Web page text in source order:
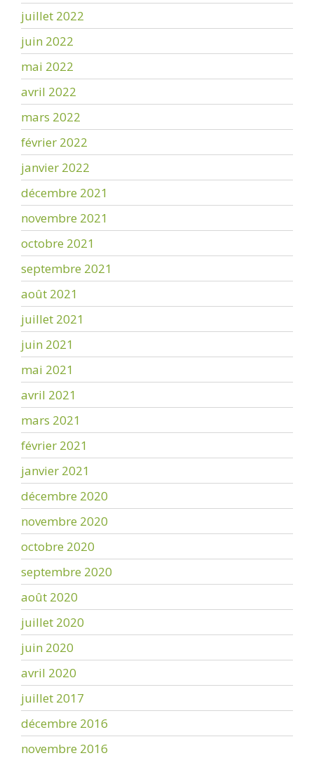
juillet 2022
juin 2022
mai 2022
avril 2022
mars 2022
février 2022
janvier 2022
décembre 2021
novembre 2021
octobre 2021
septembre 2021
août 2021
juillet 2021
juin 2021
mai 2021
avril 2021
mars 2021
février 2021
janvier 2021
décembre 2020
novembre 2020
octobre 2020
septembre 2020
août 2020
juillet 2020
juin 2020
avril 2020
juillet 2017
décembre 2016
novembre 2016